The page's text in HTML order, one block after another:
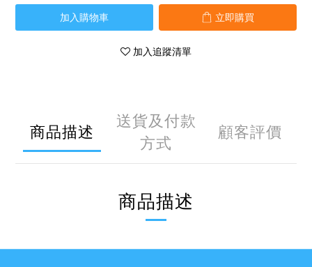
加入購物車 立即購買
加入追蹤清單
商品描述
送貨及付款
方式
顧客評價
商品描述